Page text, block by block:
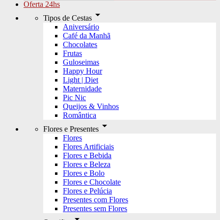
Oferta 24hs
Tipos de Cestas arrow_drop_down
Aniversário
Café da Manhã
Chocolates
Frutas
Guloseimas
Happy Hour
Light | Diet
Maternidade
Pic Nic
Queijos & Vinhos
Romântica
Flores e Presentes arrow_drop_down
Flores
Flores Artificiais
Flores e Bebida
Flores e Beleza
Flores e Bolo
Flores e Chocolate
Flores e Pelúcia
Presentes com Flores
Presentes sem Flores